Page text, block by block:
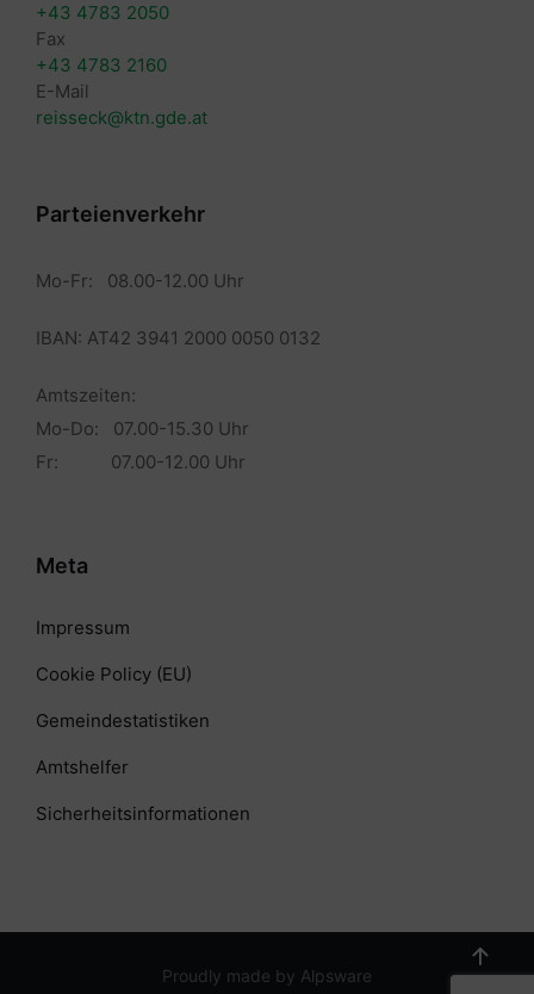
+43 4783 2050
Fax
+43 4783 2160
E-Mail
reisseck@ktn.gde.at
Parteienverkehr
Mo-Fr: 08.00-12.00 Uhr
IBAN: AT42 3941 2000 0050 0132
Amtszeiten:
Mo-Do: 07.00-15.30 Uhr
Fr: 07.00-12.00 Uhr
Meta
Impressum
Cookie Policy (EU)
Gemeindestatistiken
Amtshelfer
Sicherheitsinformationen
Proudly made by Alpsware